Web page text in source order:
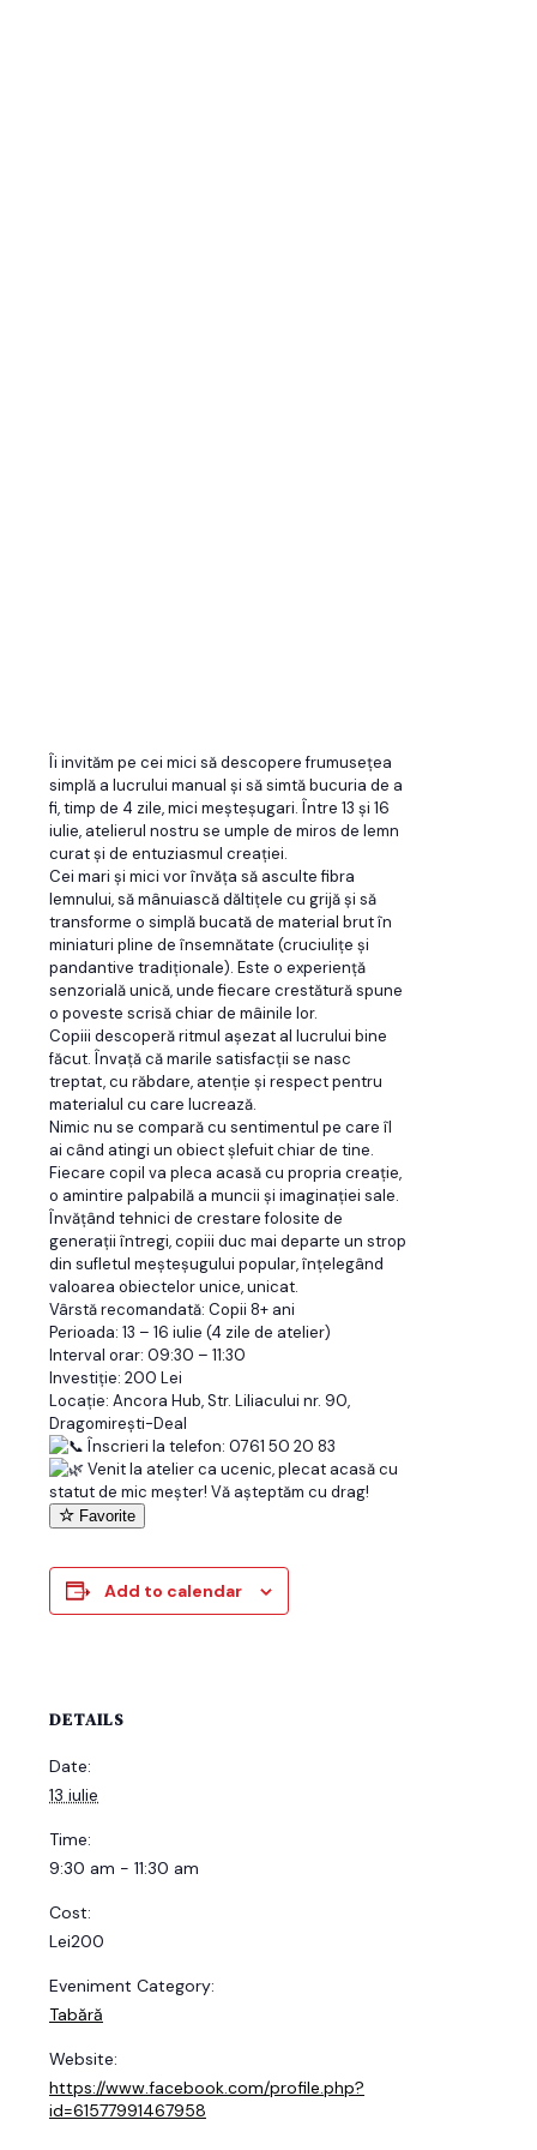
Îi invităm pe cei mici să descopere frumusețea
simplă a lucrului manual și să simtă bucuria de a
fi, timp de 4 zile, mici meșteșugari. Între 13 și 16
iulie, atelierul nostru se umple de miros de lemn
curat și de entuziasmul creației.
Cei mari și mici vor învăța să asculte fibra
lemnului, să mânuiască dăltițele cu grijă și să
transforme o simplă bucată de material brut în
miniaturi pline de însemnătate (cruciulițe și
pandantive tradiționale). Este o experiență
senzorială unică, unde fiecare crestătură spune
o poveste scrisă chiar de mâinile lor.
Copiii descoperă ritmul așezat al lucrului bine
făcut. Învață că marile satisfacții se nasc
treptat, cu răbdare, atenție și respect pentru
materialul cu care lucrează.
Nimic nu se compară cu sentimentul pe care îl
ai când atingi un obiect șlefuit chiar de tine.
Fiecare copil va pleca acasă cu propria creație,
o amintire palpabilă a muncii și imaginației sale.
Învățând tehnici de crestare folosite de
generații întregi, copiii duc mai departe un strop
din sufletul meșteșugului popular, înțelegând
valoarea obiectelor unice, unicat.
Vârstă recomandată: Copii 8+ ani
Perioada: 13 – 16 iulie (4 zile de atelier)
Interval orar: 09:30 – 11:30
Investiție: 200 Lei
Locație: Ancora Hub, Str. Liliacului nr. 90,
Dragomirești-Deal
Înscrieri la telefon: 0761 50 20 83
Venit la atelier ca ucenic, plecat acasă cu
statut de mic meșter! Vă așteptăm cu drag!
Favorite
Add to calendar
DETAILS
Date:
13 iulie
Time:
9:30 am - 11:30 am
Cost:
Lei200
Eveniment Category:
Tabără
Website:
https://www.facebook.com/profile.php?
id=61577991467958